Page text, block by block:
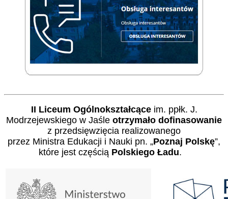
II Liceum Ogólnokształcąceim. ppłk. J.
Modrzejewskiego w Jaśle otrzymało dofinasowanie
z przedsięwzięcia realizowanego
przez Ministra Edukacji i Nauki pn. „Poznaj Polskę”,
które jest częścią Polskiego Ładu.